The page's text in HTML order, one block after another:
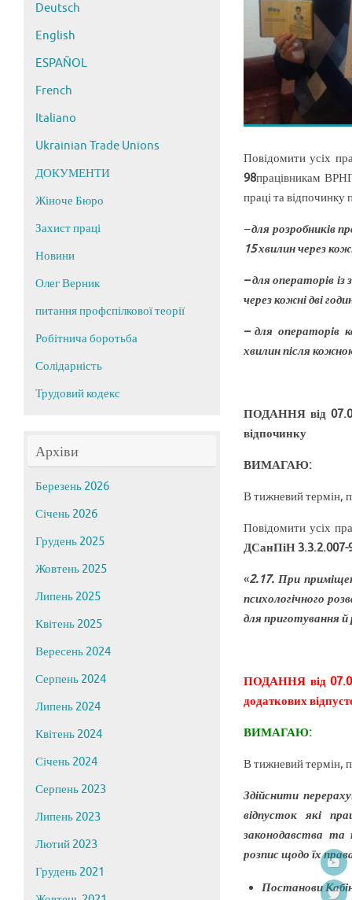
Повідомити усіх
98працівникам
праці та відпочинку
–для розробників
15 хвилин через
– для операторів
через кожні дві
– для операторів
хвилин після
ПОДАННЯ від
відпочинку
ВИМАГАЮ:
В тижневий термін,
Повідомити усіх
ДСанПіН 3.3.2.007-
«2.17. При
психологічного
для приготування
ПОДАННЯ від
додаткових
ВИМАГАЮ:
В тижневий термін,
Здійснити
відпусток які
законодавства та
розпис щодо їх
Постанови
Deutsch
English
ESPAÑOL
French
Italiano
Ukrainian Trade Unions
ДОКУМЕНТИ
Жіноче Бюро
Захист праці
Новини
Олег Верник
питання профспілкової теорії
Робітнича боротьба
Солідарність
Трудовий кодекс
Архіви
Березень 2026
Січень 2026
Грудень 2025
Жовтень 2025
Липень 2025
Квітень 2025
Вересень 2024
Серпень 2024
Липень 2024
Квітень 2024
Січень 2024
Серпень 2023
Липень 2023
Лютий 2023
Грудень 2021